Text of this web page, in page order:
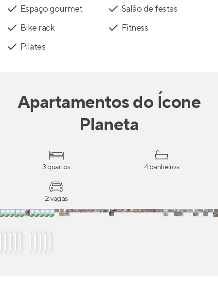
Espaço gourmet
Salão de festas
Bike rack
Fitness
Pilates
Apartamentosdo Ícone
Planeta
3 quartos 4 banheiros
2 vagas